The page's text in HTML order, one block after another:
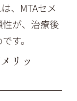
、MTAセメ
が、治療後
す。
リッ